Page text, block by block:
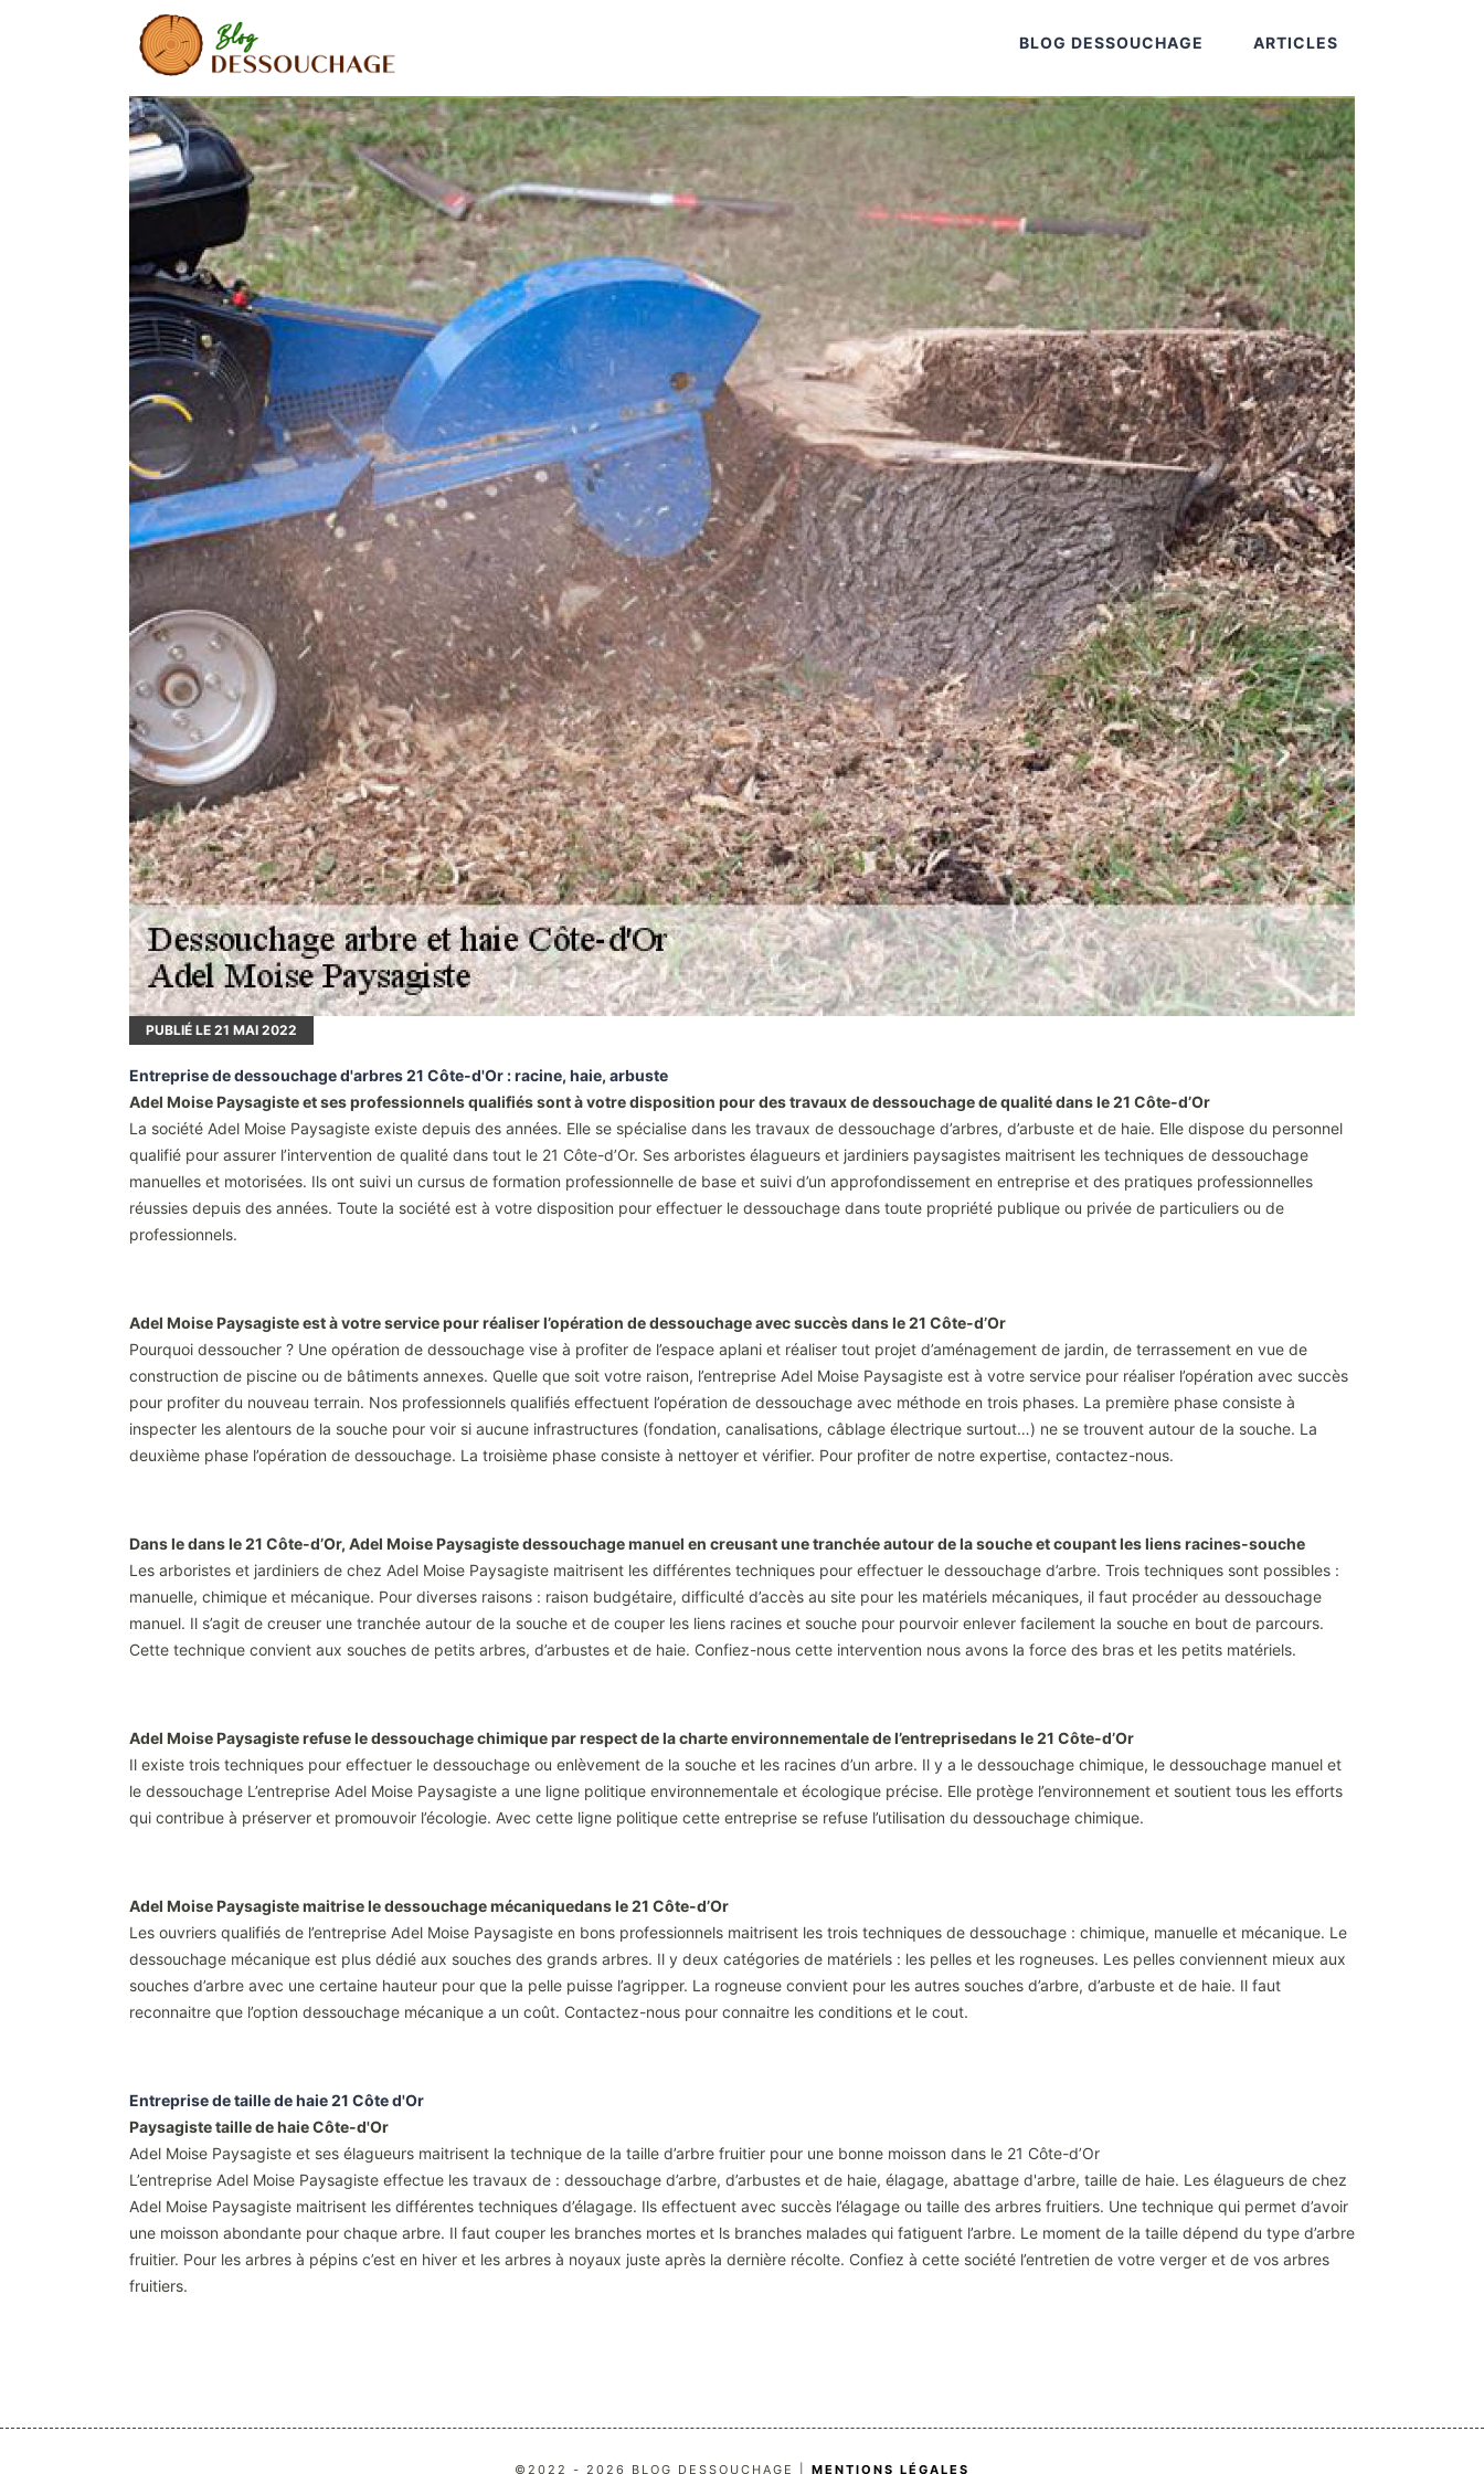
BLOG DESSOUCHAGE ARTICLES
PUBLIÉ LE 21 MAI 2022
Entreprise de dessouchage d'arbres 21 Côte-d'Or : racine, haie, arbuste
Adel Moise Paysagiste et ses professionnels qualifiés sont à votre disposition pour des travaux de dessouchage de qualité dans le 21 Côte-d’Or
La société Adel Moise Paysagiste existe depuis des années. Elle se spécialise dans les travaux de dessouchage d’arbres, d’arbuste et de haie. Elle dispose du personnel
qualifié pour assurer l’intervention de qualité dans tout le 21 Côte-d’Or. Ses arboristes élagueurs et jardiniers paysagistes maitrisent les techniques de dessouchage
manuelles et motorisées. Ils ont suivi un cursus de formation professionnelle de base et suivi d’un approfondissement en entreprise et des pratiques professionnelles
réussies depuis des années. Toute la société est à votre disposition pour effectuer le dessouchage dans toute propriété publique ou privée de particuliers ou de
professionnels.
Adel Moise Paysagiste est à votre service pour réaliser l’opération de dessouchage avec succès dans le 21 Côte-d’Or
Pourquoi dessoucher ? Une opération de dessouchage vise à profiter de l’espace aplani et réaliser tout projet d’aménagement de jardin, de terrassement en vue de
construction de piscine ou de bâtiments annexes. Quelle que soit votre raison, l’entreprise Adel Moise Paysagiste est à votre service pour réaliser l’opération avec succès
pour profiter du nouveau terrain. Nos professionnels qualifiés effectuent l’opération de dessouchage avec méthode en trois phases. La première phase consiste à
inspecter les alentours de la souche pour voir si aucune infrastructures (fondation, canalisations, câblage électrique surtout…) ne se trouvent autour de la souche. La
deuxième phase l’opération de dessouchage. La troisième phase consiste à nettoyer et vérifier. Pour profiter de notre expertise, contactez-nous.
Dans le dans le 21 Côte-d’Or, Adel Moise Paysagiste dessouchage manuel en creusant une tranchée autour de la souche et coupant les liens racines-souche
Les arboristes et jardiniers de chez Adel Moise Paysagiste maitrisent les différentes techniques pour effectuer le dessouchage d’arbre. Trois techniques sont possibles :
manuelle, chimique et mécanique. Pour diverses raisons : raison budgétaire, difficulté d’accès au site pour les matériels mécaniques, il faut procéder au dessouchage
manuel. Il s’agit de creuser une tranchée autour de la souche et de couper les liens racines et souche pour pourvoir enlever facilement la souche en bout de parcours.
Cette technique convient aux souches de petits arbres, d’arbustes et de haie. Confiez-nous cette intervention nous avons la force des bras et les petits matériels.
Adel Moise Paysagiste refuse le dessouchage chimique par respect de la charte environnementale de l’entreprisedans le 21 Côte-d’Or
Il existe trois techniques pour effectuer le dessouchage ou enlèvement de la souche et les racines d’un arbre. Il y a le dessouchage chimique, le dessouchage manuel et
le dessouchage L’entreprise Adel Moise Paysagiste a une ligne politique environnementale et écologique précise. Elle protège l’environnement et soutient tous les efforts
qui contribue à préserver et promouvoir l’écologie. Avec cette ligne politique cette entreprise se refuse l’utilisation du dessouchage chimique.
Adel Moise Paysagiste maitrise le dessouchage mécaniquedans le 21 Côte-d’Or
Les ouvriers qualifiés de l’entreprise Adel Moise Paysagiste en bons professionnels maitrisent les trois techniques de dessouchage : chimique, manuelle et mécanique. Le
dessouchage mécanique est plus dédié aux souches des grands arbres. Il y deux catégories de matériels : les pelles et les rogneuses. Les pelles conviennent mieux aux
souches d’arbre avec une certaine hauteur pour que la pelle puisse l’agripper. La rogneuse convient pour les autres souches d’arbre, d’arbuste et de haie. Il faut
reconnaitre que l’option dessouchage mécanique a un coût. Contactez-nous pour connaitre les conditions et le cout.
Entreprise de taille de haie 21 Côte d'Or
Paysagiste taille de haie Côte-d'Or
Adel Moise Paysagiste et ses élagueurs maitrisent la technique de la taille d’arbre fruitier pour une bonne moisson dans le 21 Côte-d’Or
L’entreprise Adel Moise Paysagiste effectue les travaux de : dessouchage d’arbre, d’arbustes et de haie, élagage, abattage d'arbre, taille de haie. Les élagueurs de chez
Adel Moise Paysagiste maitrisent les différentes techniques d’élagage. Ils effectuent avec succès l’élagage ou taille des arbres fruitiers. Une technique qui permet d’avoir
une moisson abondante pour chaque arbre. Il faut couper les branches mortes et ls branches malades qui fatiguent l’arbre. Le moment de la taille dépend du type d’arbre
fruitier. Pour les arbres à pépins c’est en hiver et les arbres à noyaux juste après la dernière récolte. Confiez à cette société l’entretien de votre verger et de vos arbres
fruitiers.
©2022 - 2026 BLOG DESSOUCHAGE | MENTIONS LÉGALES